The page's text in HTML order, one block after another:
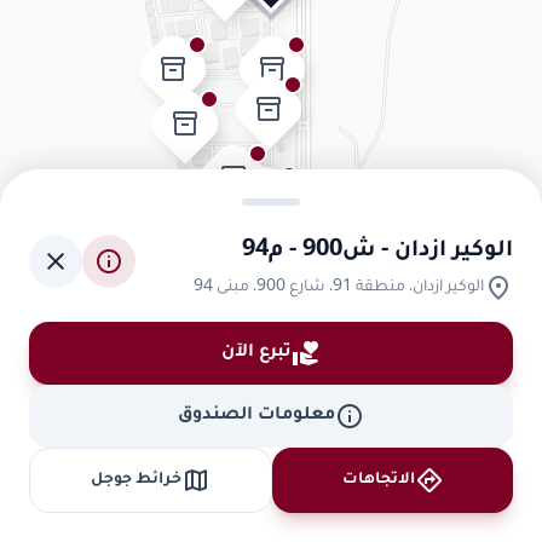
inventory_2
inventory_2
inventory_2 inventory_2
inventory_2
inventory_2 inventory_2
الوكير ازدان - ش900 - م94
location_on الوكير ازدان، منطقة 91، شارع 900، مبنى 94
info
close
volunteer_activismتبرع الآن
infoمعلومات الصندوق
directions الاتجاهات map خرائط جوجل